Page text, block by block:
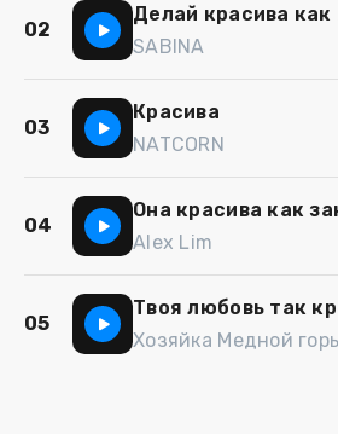
02
Делай красива как
SABINA
03
Красива
NATCORN
04
Alex Lim
05
Хозяйка Медной